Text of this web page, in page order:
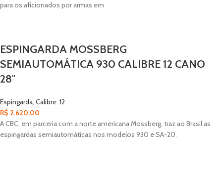
para os aficionados por armas em
ESPINGARDA MOSSBERG
SEMIAUTOMÁTICA 930 CALIBRE 12 CANO
28″
Espingarda, Calibre .12
R$ 2.620,00
A CBC, em parceria com a norte americana Mossberg, traz ao Brasil as
espingardas semiautomáticas nos modelos 930 e SA-20.